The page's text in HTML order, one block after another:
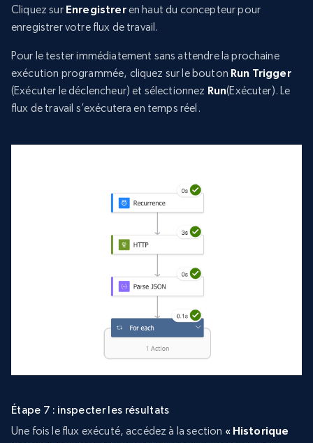
Cliquez sur Enregistreren haut du concepteur pour
enregistrer votre flux de travail.
Pour le tester immédiatement sans attendre la prochaine
exécution programmée, cliquez sur le bouton Run Trigger
(Exécuter le déclencheur) et sélectionnez Run(Exécuter). Le
flux de travail s’exécutera en temps réel.
Étape 7 : inspecter les résultats
Une fois le flux exécuté, accédez à la section « Historique